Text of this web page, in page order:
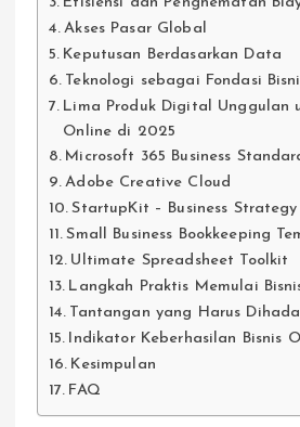
Akses Pasar Global
Keputusan Berdasarkan Data
Teknologi sebagai Fondasi
Lima Produk Digital Unggulan
Online di 2025
Microsoft 365 Business
Adobe Creative Cloud
StartupKit – Business
Small Business Bookkeeping
Ultimate Spreadsheet Toolkit
Langkah Praktis Memulai
Tantangan yang Harus
Indikator Keberhasilan Bisnis
Kesimpulan
FAQ